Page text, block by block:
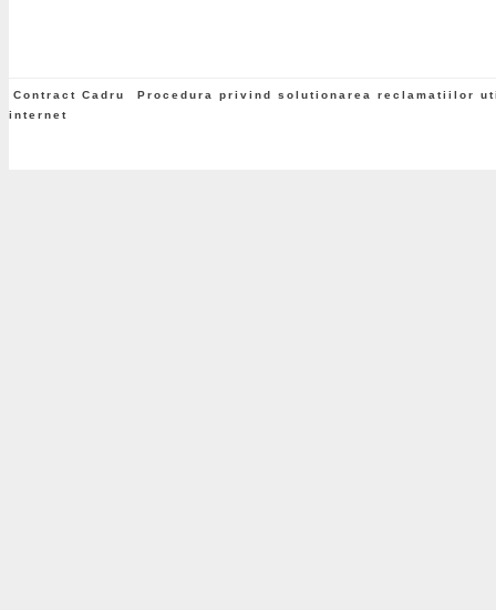
Contract Cadru
Procedura privind solutionarea reclamatiilor
internet